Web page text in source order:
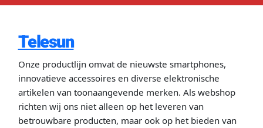
Telesun
Onze productlijn omvat de nieuwste smartphones,
innovatieve accessoires en diverse elektronische
artikelen van toonaangevende merken. Als webshop
richten wij ons niet alleen op het leveren van
betrouwbare producten, maar ook op het bieden van